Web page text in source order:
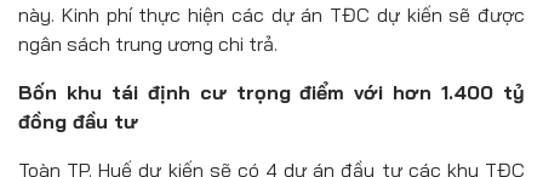
này. Kinh phí thực hiện các dự án TĐC dự kiến sẽ được
ngân sách trung ương chi trả.
Bốn khu tái định cư trọng điểm với hơn 1.400 tỷ
đồng đầu tư
Toàn TP. Huế dự kiến sẽ có 4 dự án đầu tư các khu TĐC